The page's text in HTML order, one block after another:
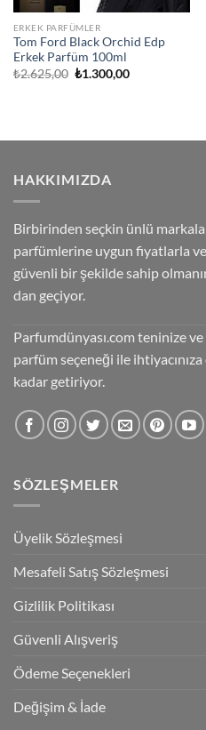
ERKEK PARFÜMLER
Tom Ford Black Orchid Edp
Erkek Parfüm 100ml
₺2.625,00 Orijinal
₺1.300,00Şu
HAKKIMIZDA
Birbirinden seçkin ünlü
parfümlerine uygun fiyatlarla
güvenli bir şekilde sahip
dan geçiyor.
Parfumdünyası.com teninize
parfüm seçeneği ile
kadar getiriyor.
SÖZLEŞMELER
Üyelik Sözleşmesi
Mesafeli Satış Sözleşmesi
Gizlilik Politikası
Güvenli Alışveriş
Ödeme Seçenekleri
Değişim & İade